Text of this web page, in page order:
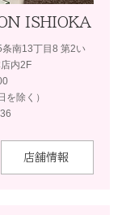
ISHIOKA
南13丁目8 第2い
内2F
除く）
店舗情報